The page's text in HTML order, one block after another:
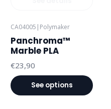
CA04005 | Polymaker
Panchroma™
Marble PLA
€23,90
See options